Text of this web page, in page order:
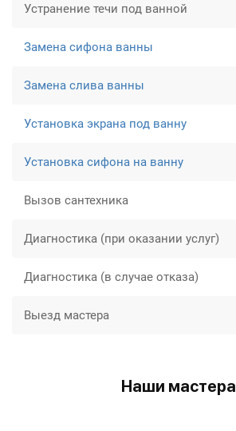
Устранение течи под ванной
Замена сифона ванны
Замена слива ванны
Установка экрана под ванну
Установка сифона на ванну
Вызов сантехника
Диагностика (при оказании услуг)
Диагностика (в случае отказа)
Выезд мастера
Наши мастера